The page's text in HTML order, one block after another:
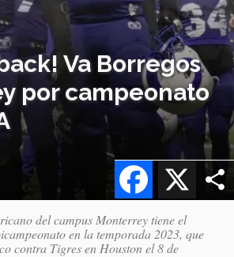
Va Borregos
por campeonato
X
Facebook
del campus Monterrey tiene el
en la temporada 2023, que
contra Tigres en Houston el 8 de